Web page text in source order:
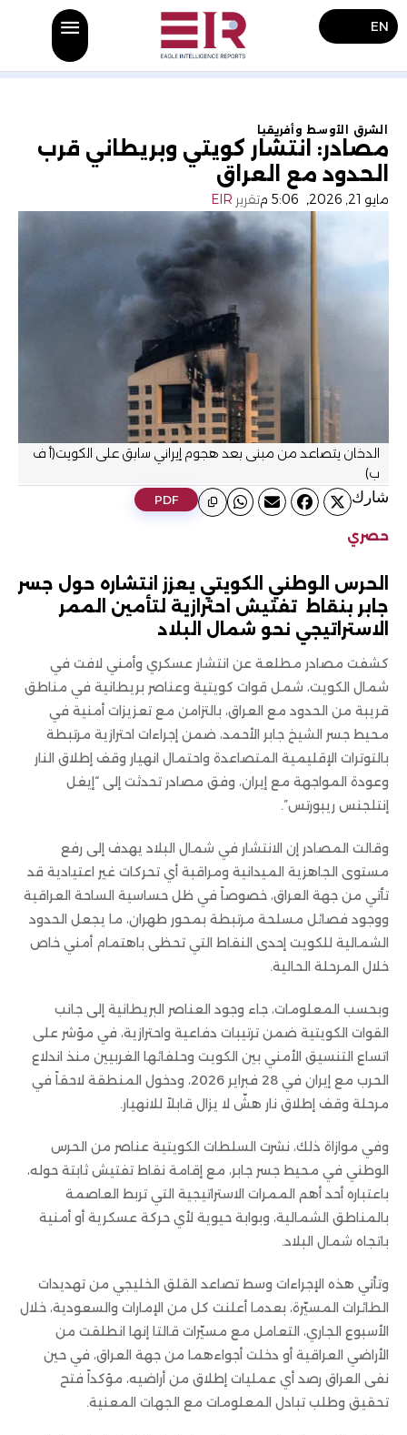
EN
الشرق الأوسط وأفريقيا
مصادر: انتشار كويتي وبريطاني قرب
الحدود مع العراق
مايو 21, 2026 , 5:06 م تقرير EIR
الدخان يتصاعد من مبنى بعد هجوم إيراني سابق على الكويت(أ ف
ب)
ﺷﺎرك PDF
حصري
الحرس الوطني الكويتي يعزز انتشاره حول جسر
جابر بنقاط تفتيش احترازية لتأمين الممر
الاستراتيجي نحو شمال البلاد
كشفت مصادر مطلعة عن انتشار عسكري وأمني لافت في
شمال الكويت، شمل قوات كويتية وعناصر بريطانية في مناطق
قريبة من الحدود مع العراق، بالتزامن مع تعزيزات أمنية في
محيط جسر الشيخ جابر الأحمد، ضمن إجراءات احترازية مرتبطة
بالتوترات الإقليمية المتصاعدة واحتمال انهيار وقف إطلاق النار
وعودة المواجهة مع إيران، وفق مصادر تحدثت إلى “إيغل
إنتلجنس ريبورتس”.
وقالت المصادر إن الانتشار في شمال البلاد يهدف إلى رفع
مستوى الجاهزية الميدانية ومراقبة أي تحركات غير اعتيادية قد
تأتي من جهة العراق، خصوصاً في ظل حساسية الساحة العراقية
ووجود فصائل مسلحة مرتبطة بمحور طهران، ما يجعل الحدود
الشمالية للكويت إحدى النقاط التي تحظى باهتمام أمني خاص
خلال المرحلة الحالية.
وبحسب المعلومات، جاء وجود العناصر البريطانية إلى جانب
القوات الكويتية ضمن ترتيبات دفاعية واحترازية، في مؤشر على
اتساع التنسيق الأمني بين الكويت وحلفائها الغربيين منذ اندلاع
الحرب مع إيران في 28 فبراير 2026، ودخول المنطقة لاحقاً في
مرحلة وقف إطلاق نار هشّ لا يزال قابلاً للانهيار.
وفي موازاة ذلك، نشرت السلطات الكويتية عناصر من الحرس
الوطني في محيط جسر جابر، مع إقامة نقاط تفتيش ثابتة حوله،
باعتباره أحد أهم الممرات الاستراتيجية التي تربط العاصمة
بالمناطق الشمالية، وبوابة حيوية لأي حركة عسكرية أو أمنية
باتجاه شمال البلاد.
وتأتي هذه الإجراءات وسط تصاعد القلق الخليجي من تهديدات
الطائرات المسيّرة، بعدما أعلنت كل من الإمارات والسعودية، خلال
الأسبوع الجاري، التعامل مع مسيّرات قالتا إنها انطلقت من
الأراضي العراقية أو دخلت أجواءهما من جهة العراق، في حين
نفى العراق رصد أي عمليات إطلاق من أراضيه، مؤكداً فتح
تحقيق وطلب تبادل المعلومات مع الجهات المعنية.